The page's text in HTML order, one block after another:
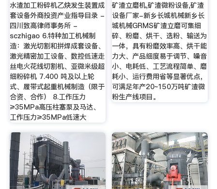
水渣加工粉碎机乙炔发生装置成
套设备外商投资产业指导目录 -
四川致高律师事务所 -
sczhigao 6.特种加工机械制
造：激光切割和拼焊成套设备、
激光精密加工设备、数控低速走
丝电火花线切割机、亚微米级超
细粉碎机 7.400 吨及以上轮
式、履带式起重机械制造（限于
合资、合作） 8.工作压力
≥35MPa高压柱塞泵及马达、
工作压力≥35MPa低速大
矿渣立磨机,矿渣微粉设备,矿渣
设备厂家-新乡长城机械新乡长
城机械GRMS矿渣立磨可集细
碎、粉磨、烘干、选粉、输送为
一体，具有粉磨效率高、烘干能
力大、产品细度易于调节、噪音
小、电耗低、工艺流程简单、磨
耗小、运行费用省等显著优点，
可满足年产20~150万吨矿渣微
粉生产线项目。